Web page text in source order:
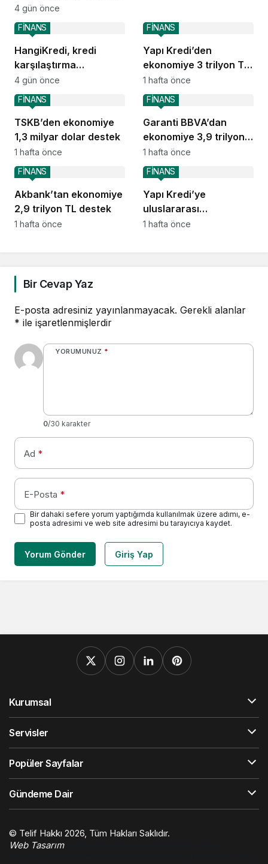
TL destek
4 gün önce
HangiKredi, kredi
karşılaştırma
deneyimini ChatGPT’ye
taşıdı
FİNANS
4 gün önce
Yapı Kredi’den
ekonomiye 3 trilyon TL
destek
FİNANS
1 hafta önce
TSKB’den ekonomiye
1,3 milyar dolar destek
FİNANS
1 hafta önce
Garanti BBVA’dan
ekonomiye 3,9 trilyon
TL destek
FİNANS
1 hafta önce
Akbank’tan ekonomiye
2,9 trilyon TL destek
FİNANS
1 hafta önce
Yapı Kredi’ye
uluslararası
piyasalardan 414
FİNANS
1 hafta önce
Bir Cevap Yaz
E-posta adresiniz yayınlanmayacak. Gerekli alanlar
* ile işaretlenmişlerdir
YORUMUNUZ *
0/30 karakter
Ad *
E-Posta *
Bir dahaki sefere yorum yaptığımda kullanılmak üzere adımı, e-
posta adresimi ve web site adresimi bu tarayıcıya kaydet.
Yorum Gönder Giriş Yap
Kurumsal
Servisler
Popüler Sayfalar
Gündeme Dair
© Telif Hakkı 2026, Tüm Hakları Saklıdır.
Web Tasarım